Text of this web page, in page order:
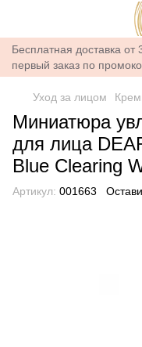
Бесплатная доставка
первый заказ по
Уход за лицом
Миниатюра
для лица
Blue Clearing
Артикул: 001663